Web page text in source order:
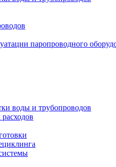
паропроводного
воды и трубопроводов